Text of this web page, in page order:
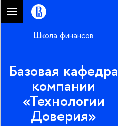
Школа финансов
Базовая кафедра
компании
«Технологии
Доверия»